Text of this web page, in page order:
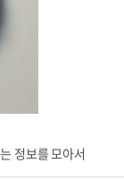
정보를 모아서